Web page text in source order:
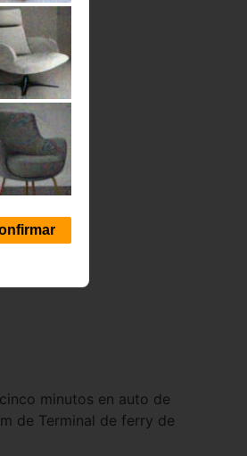
minutos en auto de
de Terminal de ferry de